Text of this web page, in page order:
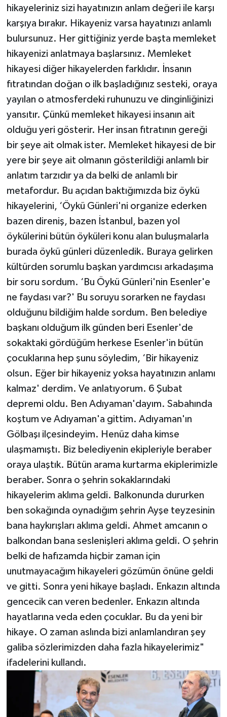
hikayeleriniz sizi hayatınızın anlam değeri ile karşı
karşıya bırakır. Hikayeniz varsa hayatınızı anlamlı
bulursunuz. Her gittiğiniz yerde başta memleket
hikayenizi anlatmaya başlarsınız. Memleket
hikayesi diğer hikayelerden farklıdır. İnsanın
fıtratından doğan o ilk başladığınız sesteki, oraya
yayılan o atmosferdeki ruhunuzu ve dinginliğinizi
yansıtır. Çünkü memleket hikayesi insanın ait
olduğu yeri gösterir. Her insan fıtratının gereği
bir şeye ait olmak ister. Memleket hikayesi de bir
yere bir şeye ait olmanın gösterildiği anlamlı bir
anlatım tarzıdır ya da belki de anlamlı bir
metafordur. Bu açıdan baktığımızda biz öykü
hikayelerini, ‘Öykü Günleri'ni organize ederken
bazen direniş, bazen İstanbul, bazen yol
öykülerini bütün öyküleri konu alan buluşmalarla
burada öykü günleri düzenledik. Buraya gelirken
kültürden sorumlu başkan yardımcısı arkadaşıma
bir soru sordum. ‘Bu Öykü Günleri'nin Esenler'e
ne faydası var?' Bu soruyu sorarken ne faydası
olduğunu bildiğim halde sordum. Ben belediye
başkanı olduğum ilk günden beri Esenler'de
sokaktaki gördüğüm herkese Esenler'in bütün
çocuklarına hep şunu söyledim, ‘Bir hikayeniz
olsun. Eğer bir hikayeniz yoksa hayatınızın anlamı
kalmaz' derdim. Ve anlatıyorum. 6 Şubat
depremi oldu. Ben Adıyaman'dayım. Sabahında
koştum ve Adıyaman'a gittim. Adıyaman'ın
Gölbaşı ilçesindeyim. Henüz daha kimse
ulaşmamıştı. Biz belediyenin ekipleriyle beraber
oraya ulaştık. Bütün arama kurtarma ekiplerimizle
beraber. Sonra o şehrin sokaklarındaki
hikayelerim aklıma geldi. Balkonunda dururken
ben sokağında oynadığım şehrin Ayşe teyzesinin
bana haykırışları aklıma geldi. Ahmet amcanın o
balkondan bana seslenişleri aklıma geldi. O şehrin
belki de hafızamda hiçbir zaman için
unutmayacağım hikayeleri gözümün önüne geldi
ve gitti. Sonra yeni hikaye başladı. Enkazın altında
gencecik can veren bedenler. Enkazın altında
hayatlarına veda eden çocuklar. Bu da yeni bir
hikaye. O zaman aslında bizi anlamlandıran şey
galiba sözlerimizden daha fazla hikayelerimiz"
ifadelerini kullandı.